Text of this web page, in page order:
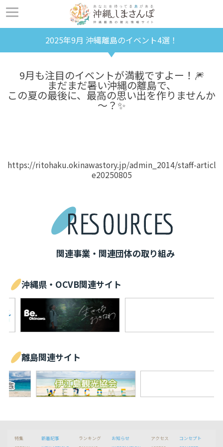
2025年9月 沖縄離島のイベント4選！
9月も注目のイベントが満載ですよー！🎆
まだまだ暑い沖縄の離島で、
この夏の最後に、最高の思い出を作りませんか
～？✨
https://ritohaku.okinawastory.jp/admin_2014/staff-articl
e20250805
関連事業・関連団体の取り組み
沖縄県・OCVB関連サイト
離島関連サイト
特集
新着記事
ランキング
お知らせ
アクセス
コンセプト